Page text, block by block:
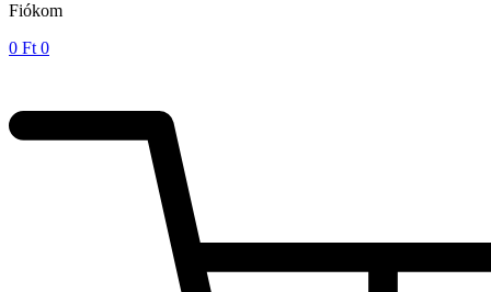
Fiókom
0 Ft 0